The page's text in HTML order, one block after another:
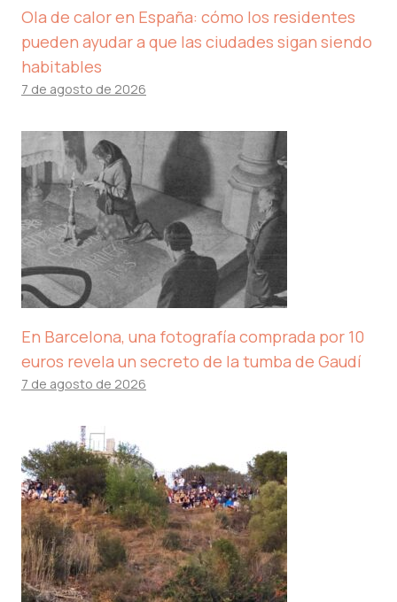
Ola de calor en España: cómo los residentes
pueden ayudar a que las ciudades sigan siendo
habitables
7 de agosto de 2026
En Barcelona, ​​una fotografía comprada por 10
euros revela un secreto de la tumba de Gaudí
7 de agosto de 2026